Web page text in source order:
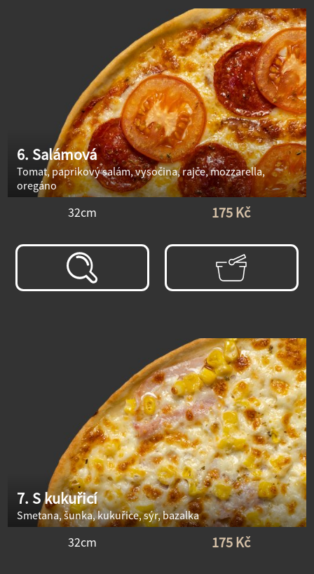
6. Salámová
Tomat, paprikový salám, vysočina, rajče, mozzarella,
oregáno
32cm 175 Kč
7. S kukuřicí
Smetana, šunka, kukuřice, sýr, bazalka
32cm 175 Kč